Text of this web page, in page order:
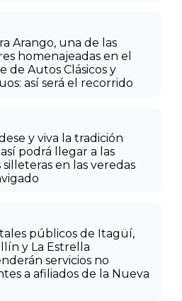
Arango, una de las
homenajeadas en el
de Autos Clásicos y
así será el recorrido
y viva la tradición
así podrá llegar a las
silleteras en las veredas
públicos de Itagüí,
y La Estrella
servicios no
a afiliados de la Nueva